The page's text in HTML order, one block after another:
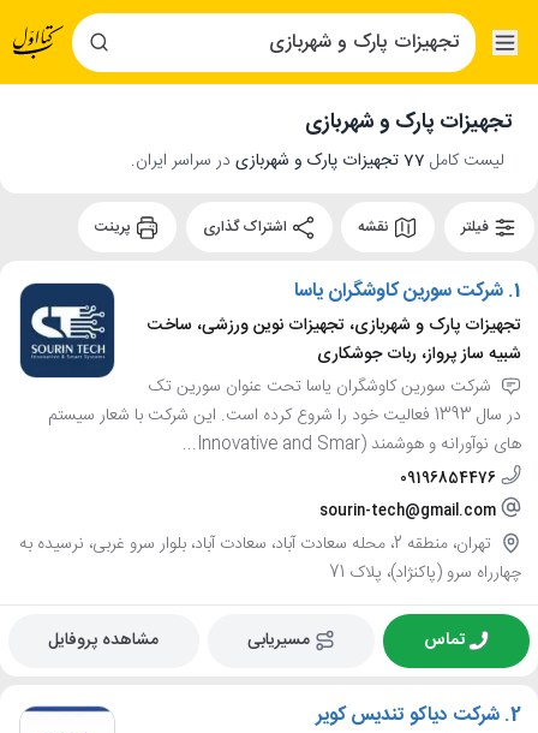
تجهیزات پارک و شهربازی
لیست کامل 77 تجهیزات پارک و شهربازی در سراسر ایران.
فیلتر نقشه
1. شرکت سورین کاوشگران یاسا
تجهیزات پارک و شهربازی، تجهیزات نوین ورزشی، ساخت
شبیه ساز پرواز، ربات جوشکاری
شرکت سورین کاوشگران یاسا تحت عنوان سورین تک
در سال 1393 فعالیت خود را شروع کرده است. این شرکت با شعار سیستم
های نوآورانه و هوشمند (Innovative and Smar...
09196854476
sourin-tech@gmail.com
تهران، منطقه 2، محله سعادت آباد، سعادت آباد، بلوار سرو غربی، نرسیده به
چهارراه سرو (پاکنژاد)، پلاک 71
تماس مسیریابی مشاهده پروفایل
2. شرکت دیاکو تندیس کویر